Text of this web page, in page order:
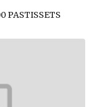
PASTISSETS